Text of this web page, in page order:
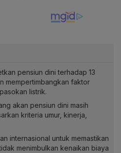
pensiun dini terhadap 13
mempertimbangkan faktor
listrik.
akan pensiun dini masih
kriteria umur, kinerja,
internasional untuk memastikan
menimbulkan kenaikan biaya